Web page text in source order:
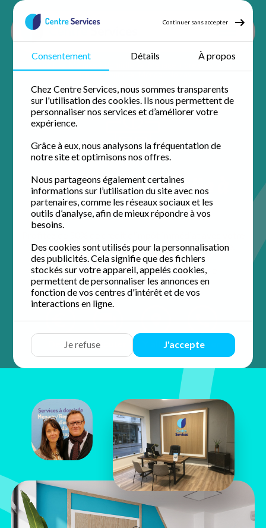
Continuer sans accepter
Consentement Détails À propos
Chez Centre Services, nous sommes transparents
sur l'utilisation des cookies. Ils nous permettent de
personnaliser nos services et d’améliorer votre
expérience.
Grâce à eux, nous analysons la fréquentation de
notre site et optimisons nos offres.
Nous partageons également certaines
informations sur l’utilisation du site avec nos
partenaires, comme les réseaux sociaux et les
outils d’analyse, afin de mieux répondre à vos
besoins.
Des cookies sont utilisés pour la personnalisation
des publicités. Cela signifie que des fichiers
stockés sur votre appareil, appelés cookies,
permettent de personnaliser les annonces en
fonction de vos centres d'intérêt et de vos
interactions en ligne.
Je refuse J'accepte
Ménage Tours
Ménage Noizay
Ménage à domicile à
Noizay
agence de proximité pour un domicile impeccable.
4.9 / 5 sur 36 avisGoogle
Devis Discuter Y aller Appeler
Nathalie &
Christophe
Glaize
22 bis avenue Maginot
37100 Tours